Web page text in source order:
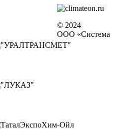
© 2024
ООО «Система